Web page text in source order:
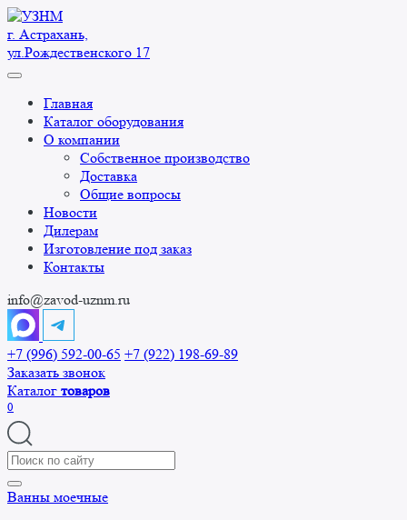
Перейти
к
содержанию
г. Астрахань,
ул.Рождественского 17
Главная
Каталог оборудования
О компании
Собственное производство
Доставка
Общие вопросы
Новости
Дилерам
Изготовление под заказ
Контакты
info@zavod-uznm.ru
+7 (996) 592-00-65 +7 (922) 198-69-89
Заказать звонок
Каталог товаров
0
Search
for:
Ванны моечные